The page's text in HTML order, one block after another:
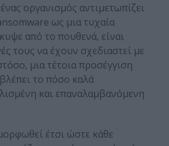
οργανισμός αντιμετωπίζει
ως μια τυχαία
από το πουθενά, είναι
τους να έχουν σχεδιαστεί με
μια τέτοια προσέγγιση
το πόσο καλά
και επαναλαμβανόμενη
έτσι ώστε κάθε